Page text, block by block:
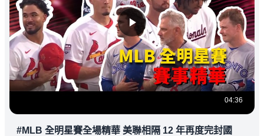
04:36
#MLB 全明星賽全場精華 美聯相隔 12 年再度完封國